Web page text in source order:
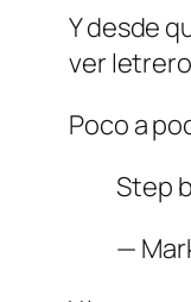
Y desde
ver
Poco a
Step
—